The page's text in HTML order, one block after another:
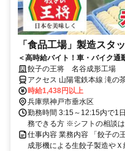
「食品工場」製造スタ
＜高時給バイト！車・バイク
品製造ワーク！モクモク作業＆
利厚生も充実♪
餃子の王将 名谷成形工場
アクセス 山陽電鉄本線 滝の
神戸市営北神線 総合運動公
東口徒歩約44分 西名谷バス
分/車･バイク通勤OK！兵庫
町」交差点付近に位置し、店
道488号）や神戸明石線（県
で車･バイクでの通勤が便利
時給1,438円以上
兵庫県神戸市垂水区
勤務時間 3:15～12:15内で1
務できる方 ※シフトの相談
仕事内容 業務内容 「餃子の
成形機による生餃子製造や